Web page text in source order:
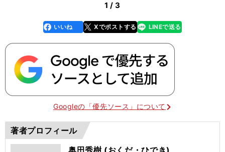
1 / 3
faceboo
k
いいね Xでポストする
line LINEで送る
Googleの「優先ソース」について
著者プロフィール
奥田秀樹 (おくだ・ひでき)